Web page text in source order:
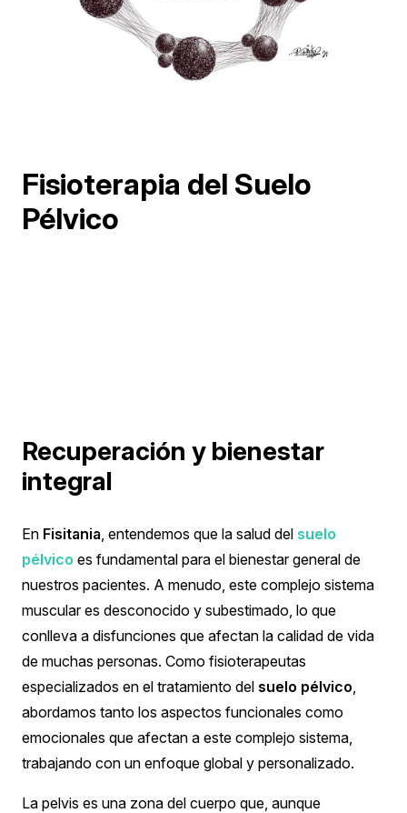
Fisioterapia del Suelo
Pélvico
Recuperación y bienestar
integral
En Fisitania , entendemos que la salud del suelo
pélvico es fundamental para el bienestar general de
nuestros pacientes. A menudo, este complejo sistema
muscular es desconocido y subestimado, lo que
conlleva a disfunciones que afectan la calidad de vida
de muchas personas. Como fisioterapeutas
especializados en el tratamiento del suelo pélvico
abordamos tanto los aspectos funcionales como
emocionales que afectan a este complejo sistema,
trabajando con un enfoque global y personalizado.
La pelvis es una zona del cuerpo que, aunque